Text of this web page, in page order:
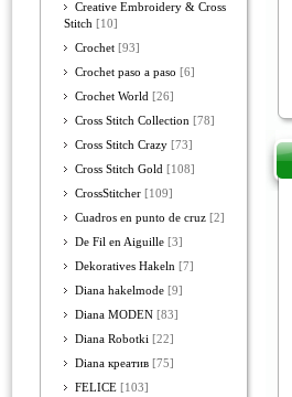
Creative Embroidery & Cross
Stitch [10]
Crochet [93]
Crochet paso a paso [6]
Crochet World [26]
Cross Stitch Collection [78]
Cross Stitch Crazy [73]
Cross Stitch Gold [108]
CrossStitcher [109]
Cuadros en punto de cruz [2]
De Fil en Aiguille [3]
Dekoratives Hakeln [7]
Diana hakelmode [9]
Diana MODEN [83]
Diana Robotki [22]
Diana креатив [75]
FELICE [103]